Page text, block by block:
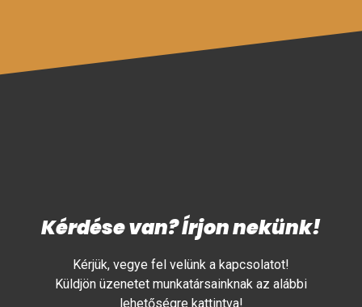
Kérdése van? Írjon nekünk!
Kérjük, vegye fel velünk a kapcsolatot!
Küldjön üzenetet munkatársainknak az alábbi
lehetőségre kattintva!